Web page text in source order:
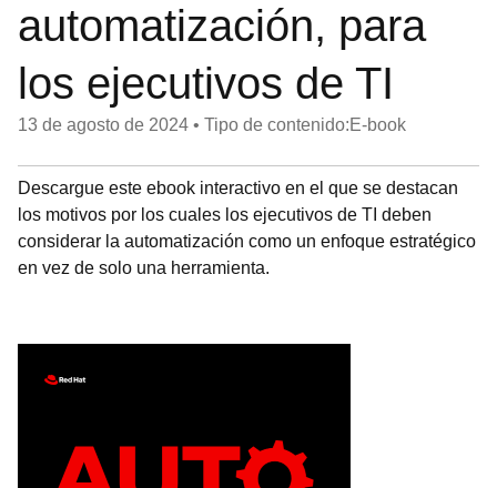
automatización, para
los ejecutivos de TI
13 de agosto de 2024 • Tipo de contenido:E-book
Descargue este ebook interactivo en el que se destacan
los motivos por los cuales los ejecutivos de TI deben
considerar la automatización como un enfoque estratégico
en vez de solo una herramienta.